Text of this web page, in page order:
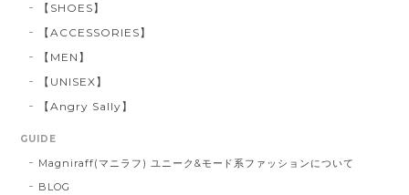
【SHOES】
【ACCESSORIES】
【MEN】
【UNISEX】
【Angry Sally】
GUIDE
Magniraff(マニラフ) ユニーク&モード系ファッションについて
BLOG